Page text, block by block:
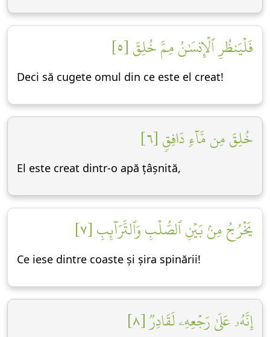
فَلۡيَنظُرِ ٱلۡإِنسَٰنُ مِمَّ خُلِقَ [٥]
Deci să cugete omul din ce este el creat!
خُلِقَ مِن مَّآءٖ دَافِقٖ [٦]
El este creat dintr-o apă țâșnită,
يَخۡرُجُ مِنۢ بَيۡنِ ٱلصُّلۡبِ وَٱلتَّرَآئِبِ [٧]
Ce iese dintre coaste și șira spinării!
إِنَّهُۥ عَلَىٰ رَجۡعِهِۦ لَقَادِرٞ [٨]